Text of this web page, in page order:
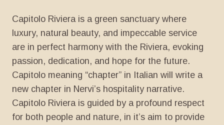
Capitolo Riviera is a green sanctuary where
luxury, natural beauty, and impeccable service
are in perfect harmony with the Riviera, evoking
passion, dedication, and hope for the future.
Capitolo meaning “chapter” in Italian will write a
new chapter in Nervi’s hospitality narrative.
Capitolo Riviera is guided by a profound respect
for both people and nature, in it’s aim to provide